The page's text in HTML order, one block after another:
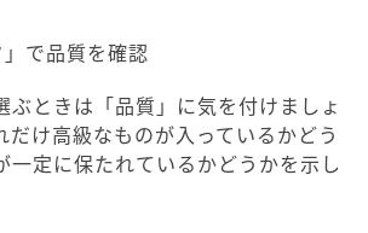
」で品質を確認
ぶときは「品質」に気を付けましょ
だけ高級なものが入っているかどう
一定に保たれているかどうかを示し